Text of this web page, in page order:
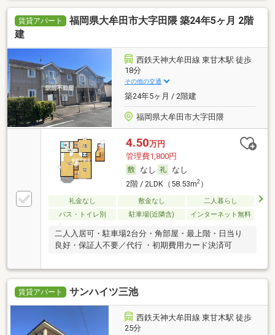
賃貸アパート
福岡県大牟田市大字田隈 築24年5ヶ月 2階
建
西鉄天神大牟田線 東甘木駅 徒歩
18分
その他の交通
築24年5ヶ月 / 2階建
福岡県大牟田市大字田隈
4.50万円
管理費1,800円
なし
なし
2階 / 2LDK（58.53m2）
礼金なし 敷金なし
二人暮らし
バス・トイレ別
駐車場(近隣含) インターネット無料
二人入居可・駐車場2台分・角部屋・最上階・日当り
良好・保証人不要／代行 ・初期費用カード決済可
賃貸アパート サンハイツ三池
西鉄天神大牟田線 東甘木駅 徒歩
25分